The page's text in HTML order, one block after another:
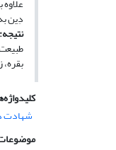
دِین
نتیجه:
شهادت